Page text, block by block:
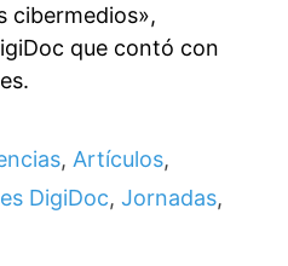
cibermedios»,
que contó con
, Artículos,
DigiDoc, Jornadas,